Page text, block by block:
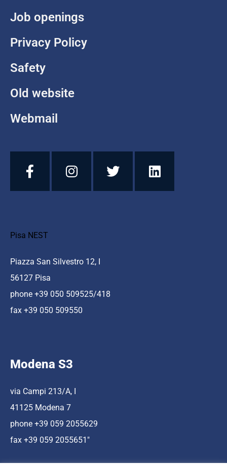
Job openings
Privacy Policy
Safety
Old website
Webmail
Pisa NEST
Piazza San Silvestro 12, I
56127 Pisa
phone +39 050 509525/418
fax +39 050 509550
Modena S3
via Campi 213/A, I
41125 Modena 7
phone +39 059 2055629
fax +39 059 2055651″